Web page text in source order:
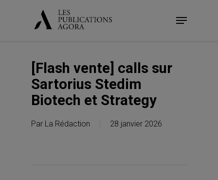
Menu
[Flash vente] calls sur
Sartorius Stedim
Biotech et Strategy
Par La Rédaction 28 janvier 2026